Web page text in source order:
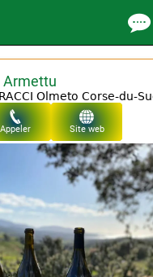
Armettu
Olmeto Corse-du-
Appeler Site web